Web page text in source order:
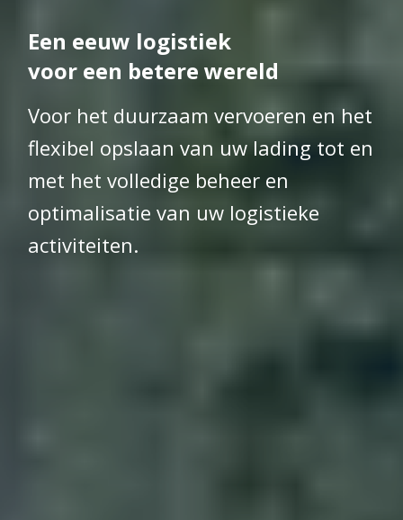
Een eeuw logistiek
voor een betere wereld
Voor het duurzaam vervoeren en het
flexibel opslaan van uw lading tot en
met het volledige beheer en
optimalisatie van uw logistieke
activiteiten.